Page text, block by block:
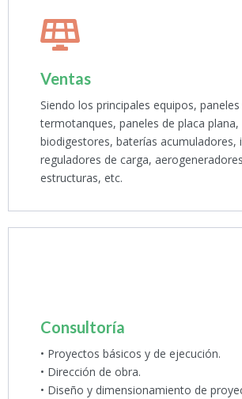
Ventas
Siendo los principales equipos,
termotanques, paneles de placa plana,
biodigestores, baterías acumuladores,
reguladores de carga,
estructuras, etc.
Consultoría
• Proyectos básicos y de ejecución.
• Dirección de obra.
• Diseño y dimensionamiento de